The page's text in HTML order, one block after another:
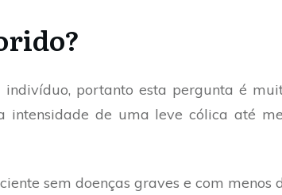
portanto esta pergunta é
intensidade de uma leve cólica até
sem doenças graves e com menos